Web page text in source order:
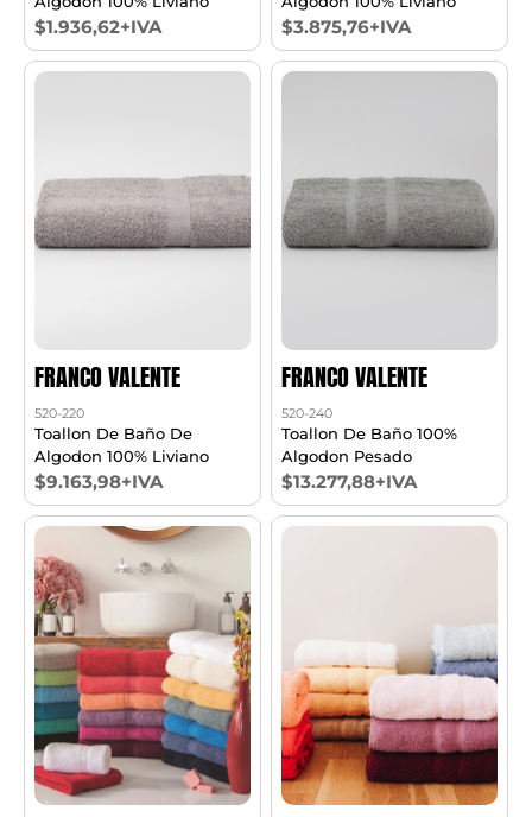
$1.936,62+IVA $3.875,76+IVA
FRANCO VALENTE
520-220
Toallon De Baño De
Algodon 100% Liviano
$9.163,98+IVA
FRANCO VALENTE
520-240
Toallon De Baño 100%
Algodon Pesado
$13.277,88+IVA